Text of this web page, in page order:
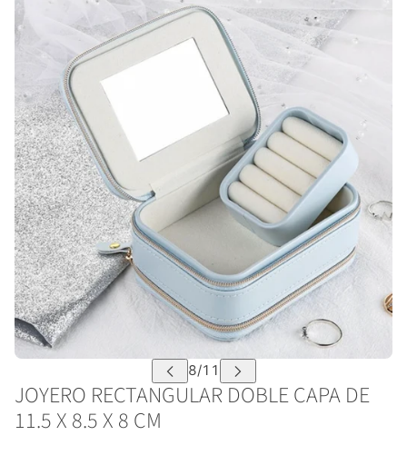
JOYERO RECTANGULAR DOBLE CAPA DE
11.5 X 8.5 X 8 CM